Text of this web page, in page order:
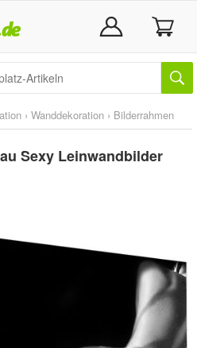
› Wanddekoration › Bilderrahmen
Sexy Leinwandbilder